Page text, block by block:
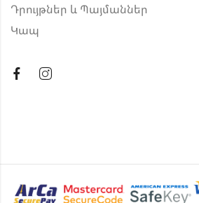
Դրույթներ և Պայմաններ
Կապ